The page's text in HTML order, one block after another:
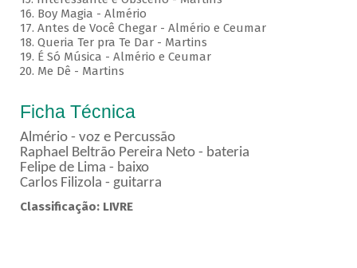
16. Boy Magia - Almério
17. Antes de Você Chegar - Almério e Ceumar
18. Queria Ter pra Te Dar - Martins
19. É Só Música - Almério e Ceumar
20. Me Dê - Martins
Ficha Técnica
Almério - voz e Percussão
Raphael Beltrão Pereira Neto - bateria
Felipe de Lima - baixo
Carlos Filizola - guitarra
Classificação: LIVRE